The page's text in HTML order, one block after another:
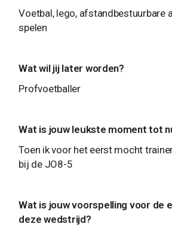
Voetbal, lego, afstandbestuurbare
spelen
Wat wil jij later worden?
Profvoetballer
Wat is jouw leukste moment tot
Toen ik voor het eerst mocht
bij de JO8-5
Wat is jouw voorspelling voor de
deze wedstrijd?